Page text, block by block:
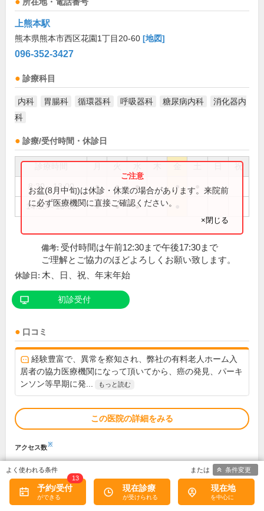
所在地・電話番号
上熊本駅
熊本県熊本市西区花園1丁目20-60 [地図]
096-352-3427
診療科目
内科 胃腸科 循環器科 呼吸器科 糖尿病内科
消化器内
科
診療/受付時間・休診日
祝
8:30～13:00 ● ● ● ●
14:30～18:00 ● ● ●
お盆(8月中旬)は休診・休業の場合があります。来院前
に必ず医療機関に直接ご確認ください。
×閉じる
備考: 受付時間は午前12:30まで午後17:30まで
ご理解とご協力のほどよろしくお願い致します。
休診日: 木、日、祝、年末年始
初診受付
口コミ
経験豊富で、異常を察知され、弊社の有料老人ホーム入
居者の協力医療機関になって頂いてから、癌の発見、パーキ
ンソン等早期に発...
もっと読む
この医院の詳細をみる
アクセス数※
くまもと森都総合病院
予約/受付
13
現在診療 現在地
条件変更